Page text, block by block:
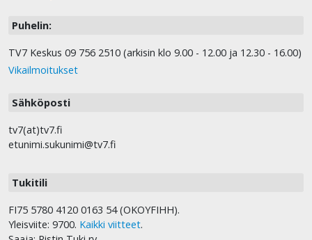
Puhelin:
TV7 Keskus 09 756 2510 (arkisin klo 9.00 - 12.00 ja 12.30 - 16.00)
Vikailmoitukset
Sähköposti
tv7(at)tv7.fi
etunimi.sukunimi@tv7.fi
Tukitili
FI75 5780 4120 0163 54 (OKOYFIHH).
Yleisviite: 9700. Kaikki viitteet.